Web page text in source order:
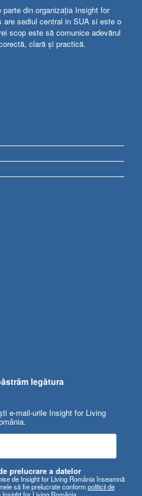
din organizația Insight for
sediul central in SUA si este o
scop este să comunice adevărul
clară și practică.
legătura
e-mail-urile Insight for Living
prelucrare a datelor
de Insight for Living România înseamnă
să fie prelucrate conformpoliticii de
Insight for Living România.